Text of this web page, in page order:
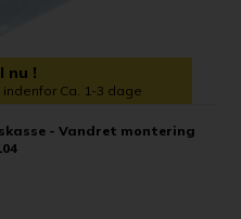
nu !
Ca. 1-3 dage
- Vandret montering